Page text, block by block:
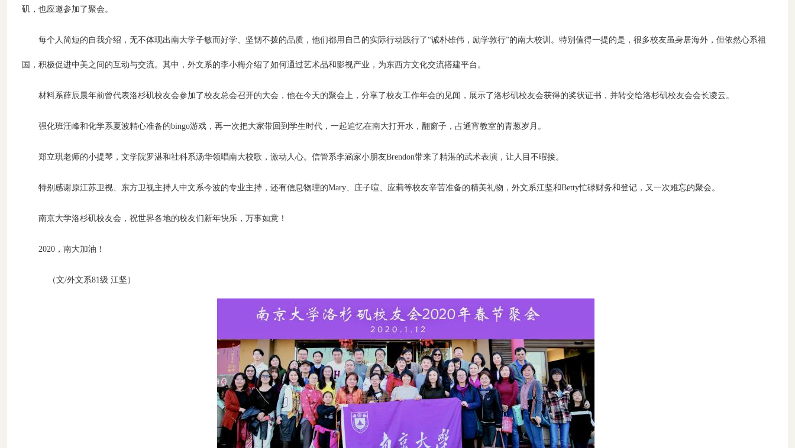
矶，也应邀参加了聚会。
每个人简短的自我介绍，无不体现出南大学子敏而好学、坚韧不拨的品质，他们都用自己的实际行动践行了“诚朴雄伟，励学敦行”的南大校训。特别值得一提的是，很多校友虽身居海外，但依然心系祖
国，积极促进中美之间的互动与交流。其中，外文系的李小梅介绍了如何通过艺术品和影视产业，为东西方文化交流搭建平台。
材料系薛辰晨年前曾代表洛杉矶校友会参加了校友总会召开的大会，他在今天的聚会上，分享了校友工作年会的见闻，展示了洛杉矶校友会获得的奖状证书，并转交给洛杉矶校友会会长凌云。
强化班汪峰和化学系夏波精心准备的bingo游戏，再一次把大家带回到学生时代，一起追忆在南大打开水，翻窗子，占通宵教室的青葱岁月。
郑立琪老师的小提琴，文学院罗湛和社科系汤华领唱南大校歌，激动人心。信管系李涵家小朋友Brendon带来了精湛的武术表演，让人目不暇接。
特别感谢原江苏卫视、东方卫视主持人中文系今波的专业主持，还有信息物理的Mary、庄子暄、应莉等校友辛苦准备的精美礼物，外文系江坚和Betty忙碌财务和登记，又一次难忘的聚会。
南京大学洛杉矶校友会，祝世界各地的校友们新年快乐，万事如意！
2020，南大加油！
（文/外文系81级 江坚）